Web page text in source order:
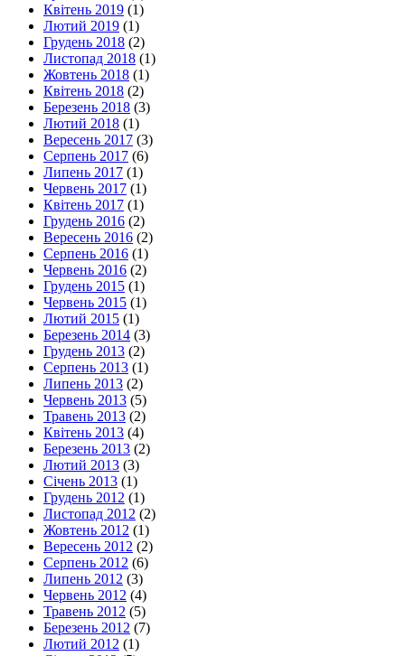
Квітень 2019 (1)
Лютий 2019 (1)
Грудень 2018 (2)
Листопад 2018 (1)
Жовтень 2018 (1)
Квітень 2018 (2)
Березень 2018 (3)
Лютий 2018 (1)
Вересень 2017 (3)
Серпень 2017 (6)
Липень 2017 (1)
Червень 2017 (1)
Квітень 2017 (1)
Грудень 2016 (2)
Вересень 2016 (2)
Серпень 2016 (1)
Червень 2016 (2)
Грудень 2015 (1)
Червень 2015 (1)
Лютий 2015 (1)
Березень 2014 (3)
Грудень 2013 (2)
Серпень 2013 (1)
Липень 2013 (2)
Червень 2013 (5)
Травень 2013 (2)
Квітень 2013 (4)
Березень 2013 (2)
Лютий 2013 (3)
Січень 2013 (1)
Грудень 2012 (1)
Листопад 2012 (2)
Жовтень 2012 (1)
Вересень 2012 (2)
Серпень 2012 (6)
Липень 2012 (3)
Червень 2012 (4)
Травень 2012 (5)
Березень 2012 (7)
Лютий 2012 (1)